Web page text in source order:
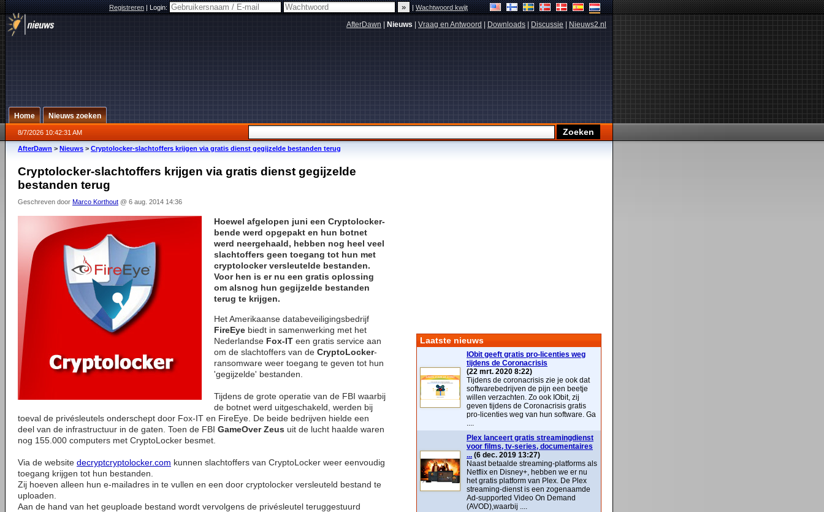
Registreren|Login: |Wachtwoord kwijt
AfterDawn Nieuws Vraag en Antwoord Downloads Discussie Nieuws2.nl
Home Nieuws zoeken
8/7/2026 10:42:31 AM
AfterDawn > Nieuws > Cryptolocker-slachtoffers krijgen via gratis dienst gegijzelde bestanden terug
Cryptolocker-slachtoffers krijgen via gratis dienst gegijzelde
bestanden terug
Geschreven door Marco Korthout @ 6 aug. 2014 14:36
Hoewel afgelopen juni een Cryptolocker-
bende werd opgepakt en hun botnet
werd neergehaald, hebben nog heel veel
slachtoffers geen toegang tot hun met
cryptolocker versleutelde bestanden.
Voor hen is er nu een gratis oplossing
om alsnog hun gegijzelde bestanden
terug te krijgen.
Het Amerikaanse databeveiligingsbedrijf
FireEye biedt in samenwerking met het
Nederlandse Fox-IT een gratis service aan
om de slachtoffers van de CryptoLocker-
ransomware weer toegang te geven tot hun
'gegijzelde' bestanden.
Tijdens de grote operatie van de FBI waarbij
de botnet werd uitgeschakeld, werden bij
toeval de privésleutels onderschept door Fox-IT en FireEye. De beide bedrijven hielde een
deel van de infrastructuur in de gaten. Toen de FBI GameOver Zeus uit de lucht haalde waren
nog 155.000 computers met CryptoLocker besmet.
Via de website decryptcryptolocker.com kunnen slachtoffers van CryptoLocker weer eenvoudig
toegang krijgen tot hun bestanden.
Zij hoeven alleen hun e-mailadres in te vullen en een door cryptolocker versleuteld bestand te
uploaden.
Aan de hand van het geuploade bestand wordt vervolgens de privésleutel teruggestuurd
Laatste nieuws
IObit geeft gratis pro-licenties weg
tijdens de Coronacrisis
(22 mrt. 2020 8:22)
Tijdens de coronacrisis zie je ook dat
softwarebedrijven de pijn een beetje
willen verzachten. Zo ook IObit, zij
geven tijdens de Coronacrisis gratis
pro-licenties weg van hun software. Ga
....
Plex lanceert gratis streamingdienst
voor films, tv-series, documentaires
... (6 dec. 2019 13:27)
Naast betaalde streaming-platforms als
Netflix en Disney+, hebben we er nu
het gratis platform van Plex. De Plex
streaming-dienst is een zogenaamde
Ad-supported Video On Demand
(AVOD),waarbij ....